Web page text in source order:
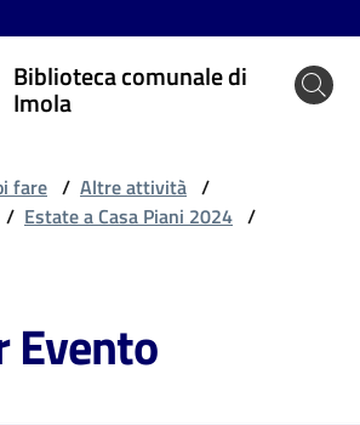
Biblioteca comunale di
Imola
fare / Altre attività /
/ Estate a Casa Piani 2024 /
Evento